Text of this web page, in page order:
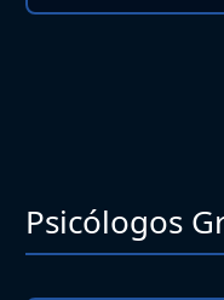
Psicólogos